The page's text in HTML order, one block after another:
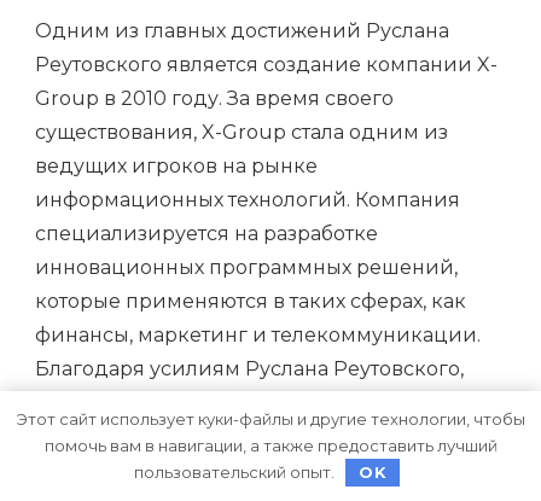
Одним из главных достижений Руслана
Реутовского является создание компании X-
Group в 2010 году. За время своего
существования, X-Group стала одним из
ведущих игроков на рынке
информационных технологий. Компания
специализируется на разработке
инновационных программных решений,
которые применяются в таких сферах, как
финансы, маркетинг и телекоммуникации.
Благодаря усилиям Руслана Реутовского,
международное признание и получила ряд
престижных наград.
Этот сайт использует куки-файлы и другие технологии, чтобы
помочь вам в навигации, а также предоставить лучший
пользовательский опыт.
OK